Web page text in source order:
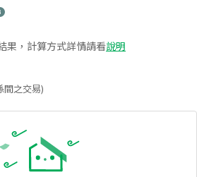
果，計算方式詳情請看說明
間之交易)